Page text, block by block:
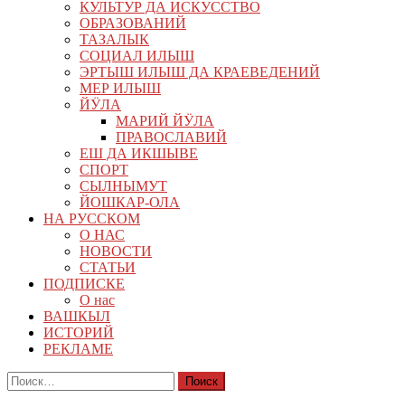
КУЛЬТУР ДА ИСКУССТВО
ОБРАЗОВАНИЙ
ТАЗАЛЫК
СОЦИАЛ ИЛЫШ
ЭРТЫШ ИЛЫШ ДА КРАЕВЕДЕНИЙ
МЕР ИЛЫШ
ЙӰЛА
МАРИЙ ЙӰЛА
ПРАВОСЛАВИЙ
ЕШ ДА ИКШЫВЕ
СПОРТ
СЫЛНЫМУТ
ЙОШКАР-ОЛА
НА РУССКОМ
О НАС
НОВОСТИ
СТАТЬИ
ПОДПИСКЕ
О нас
ВАШКЫЛ
ИСТОРИЙ
РЕКЛАМЕ
Найти: